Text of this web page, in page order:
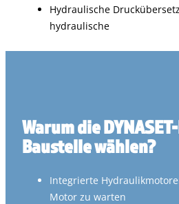
Hydraulische
hydraulische
Warum die
Baustelle wählen?
Integrierte
Motor zu warten